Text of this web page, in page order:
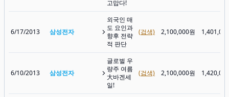
고맙다!
6/17/2013 삼성전자
외국인 매
도 요인과
향후 전략
적 판단
(검색) 2,100,000원
6/10/2013 삼성전자
글로벌 우
량주 여름
大바겐세
일!
(검색) 2,100,000원